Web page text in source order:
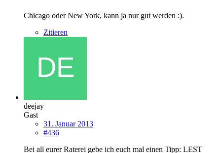
Chicago oder New York, kann ja nur gut werden :).
Zitieren
deejay
Gast
31. Januar 2013
#436
Bei all eurer Raterei gebe ich euch mal einen Tipp: LEST